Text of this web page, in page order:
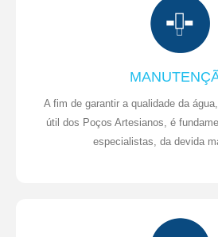
A fim de garantir a qualidade da
útil dos Poços Artesianos, é
especialistas, da devida